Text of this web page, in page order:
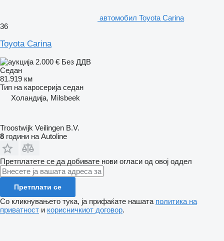
aвтомобил Toyota Carina
36
Toyota Carina
2.000 € Без ДДВ
Седан
81.919 км
Тип на каросерија седан
Холандија, Milsbeek
Troostwijk Veilingen B.V.
8 години на Autoline
Претплатете се да добивате нови огласи од овој оддел
Претплати се
Со кликнувањето тука, ја прифаќате нашата политика на
приватност и корисничкиот договор.